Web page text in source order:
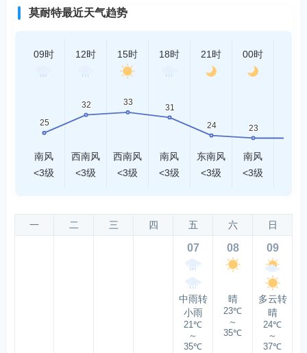
莫耐特最近天气趋势
09时
南风
<3级
12时
西南风
<3级
15时
西南风
<3级
18时
南风
<3级
21时
东南风
<3级
00时
南风
<3级
一 二 三 四 五 六 日
07
中雨转
小雨
21℃
～
35℃
08
晴
23℃
～
35℃
09
多云转
晴
24℃
～
37℃